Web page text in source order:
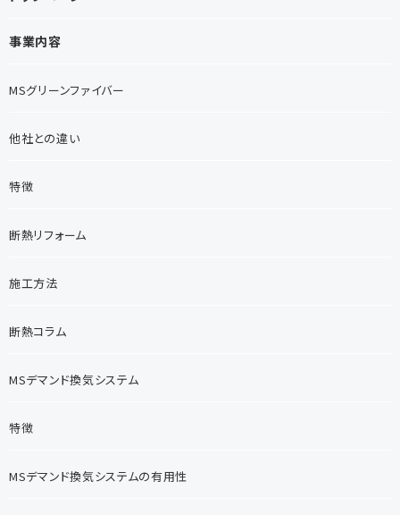
事業内容
MSグリーンファイバー
他社との違い
特徴
断熱リフォーム
施工方法
断熱コラム
MSデマンド換気システム
特徴
MSデマンド換気システムの有用性